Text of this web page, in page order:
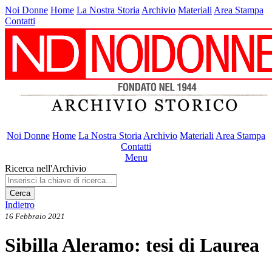
Noi Donne Home La Nostra Storia Archivio Materiali Area Stampa
Contatti
Noi Donne Home La Nostra Storia Archivio Materiali Area Stampa
Contatti
Menu
Ricerca nell'Archivio
Cerca
Indietro
16 Febbraio 2021
Sibilla Aleramo: tesi di Laurea